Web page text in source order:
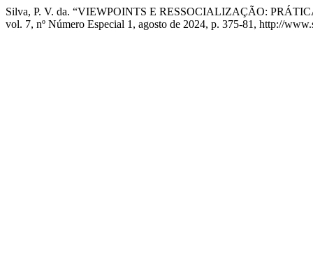
Silva, P. V. da. “VIEWPOINTS E RESSOCIALIZAÇÃO:
vol. 7, nº Número Especial 1, agosto de 2024, p. 375-81, http://